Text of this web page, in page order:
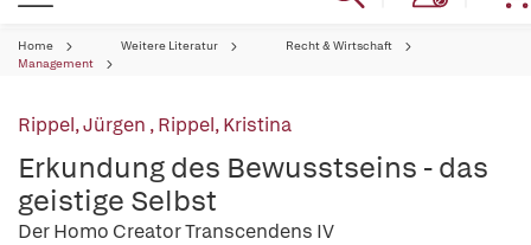
Home Weitere Literatur
Recht & Wirtschaft
Management
Rippel, Jürgen ,Rippel, Kristina
Erkundung des Bewusstseins - das
geistige Selbst
Der Homo Creator Transcendens IV